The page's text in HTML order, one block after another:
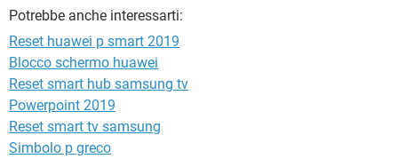
Potrebbe anche interessarti:
Reset huawei p smart 2019
Blocco schermo huawei
Reset smart hub samsung tv
Powerpoint 2019
Reset smart tv samsung
Simbolo p greco